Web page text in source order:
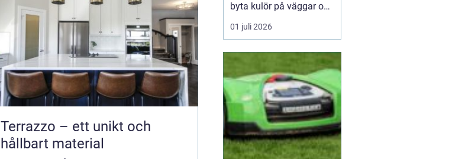
Terrazzo – ett unikt och
hållbart material
byta kulör på väggar och
fasader. Ett genomtänkt
måleriarbete skyddar
slitage, skapar trivsel
inomhus och kan
samtidigt höja värdet på
bostaden. För den som
planerar en renovering,
ommålning...
01 juli 2026